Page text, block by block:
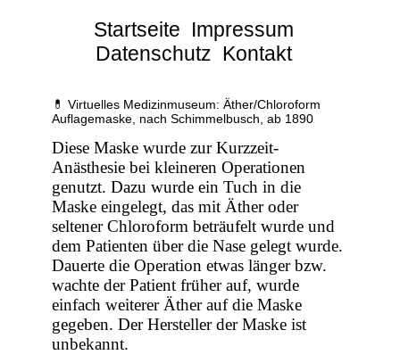
Startseite Impressum
Datenschutz Kontakt
💊 Virtuelles Medizinmuseum: Äther/Chloroform
Auflagemaske, nach Schimmelbusch, ab 1890
Diese Maske wurde zur Kurzzeit-
Anästhesie bei kleineren Operationen
genutzt. Dazu wurde ein Tuch in die
Maske eingelegt, das mit Äther oder
seltener Chloroform beträufelt wurde und
dem Patienten über die Nase gelegt wurde.
Dauerte die Operation etwas länger bzw.
wachte der Patient früher auf, wurde
einfach weiterer Äther auf die Maske
gegeben. Der Hersteller der Maske ist
unbekannt.